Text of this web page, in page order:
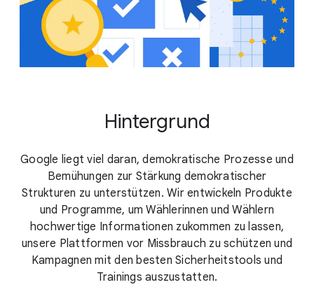
Hintergrund
Google liegt viel daran, demokratische Prozesse und
Bemühungen zur Stärkung demokratischer
Strukturen zu unterstützen. Wir entwickeln Produkte
und Programme, um Wählerinnen und Wählern
hochwertige Informationen zukommen zu lassen,
unsere Plattformen vor Missbrauch zu schützen und
Kampagnen mit den besten Sicherheitstools und
Trainings auszustatten.